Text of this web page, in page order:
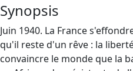
Synopsis
Juin 1940. La France
qu'il reste d'un rêve : la
convaincre le monde que la